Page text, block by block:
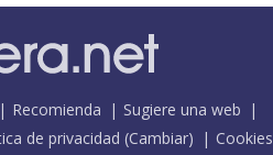
Recomienda
Sugiere una web
de privacidad (Cambiar)
Cookies